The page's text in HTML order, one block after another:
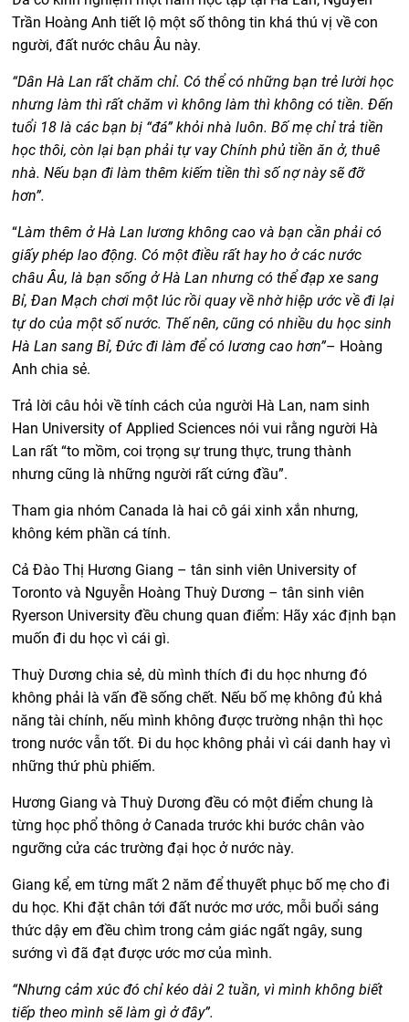
Trần Hoàng Anh tiết lộ một số thông tin khá thú vị về con
người, đất nước châu Âu này.
“Dân Hà Lan rất chăm chỉ. Có thể có những bạn trẻ lười học
nhưng làm thì rất chăm vì không làm thì không có tiền. Đến
tuổi 18 là các bạn bị “đá” khỏi nhà luôn. Bố mẹ chỉ trả tiền
học thôi, còn lại bạn phải tự vay Chính phủ tiền ăn ở, thuê
nhà. Nếu bạn đi làm thêm kiếm tiền thì số nợ này sẽ đỡ
hơn”.
“Làm thêm ở Hà Lan lương không cao và bạn cần phải có
giấy phép lao động. Có một điều rất hay ho ở các nước
châu Âu, là bạn sống ở Hà Lan nhưng có thể đạp xe sang
Bỉ, Đan Mạch chơi một lúc rồi quay về nhờ hiệp ước về đi lại
tự do của một số nước. Thế nên, cũng có nhiều du học sinh
Hà Lan sang Bỉ, Đức đi làm để có lương cao hơn”– Hoàng
Anh chia sẻ.
Trả lời câu hỏi về tính cách của người Hà Lan, nam sinh
Han University of Applied Sciences nói vui rằng người Hà
Lan rất “to mồm, coi trọng sự trung thực, trung thành
nhưng cũng là những người rất cứng đầu”.
Tham gia nhóm Canada là hai cô gái xinh xắn nhưng,
không kém phần cá tính.
Cả Đào Thị Hương Giang – tân sinh viên University of
Toronto và Nguyễn Hoàng Thuỳ Dương – tân sinh viên
Ryerson University đều chung quan điểm: Hãy xác định bạn
muốn đi du học vì cái gì.
Thuỳ Dương chia sẻ, dù mình thích đi du học nhưng đó
không phải là vấn đề sống chết. Nếu bố mẹ không đủ khả
năng tài chính, nếu mình không được trường nhận thì học
trong nước vẫn tốt. Đi du học không phải vì cái danh hay vì
những thứ phù phiếm.
Hương Giang và Thuỳ Dương đều có một điểm chung là
từng học phổ thông ở Canada trước khi bước chân vào
ngưỡng cửa các trường đại học ở nước này.
Giang kể, em từng mất 2 năm để thuyết phục bố mẹ cho đi
du học. Khi đặt chân tới đất nước mơ ước, mỗi buổi sáng
thức dậy em đều chìm trong cảm giác ngất ngây, sung
sướng vì đã đạt được ước mơ của mình.
“Nhưng cảm xúc đó chỉ kéo dài 2 tuần, vì mình không biết
tiếp theo mình sẽ làm gì ở đây”.